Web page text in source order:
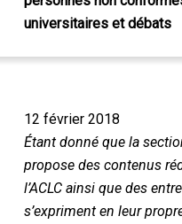
universitaires et débats
12 février 2018
Étant donné que la
propose des contenus
l’ACLC ainsi que des
s’expriment en leur